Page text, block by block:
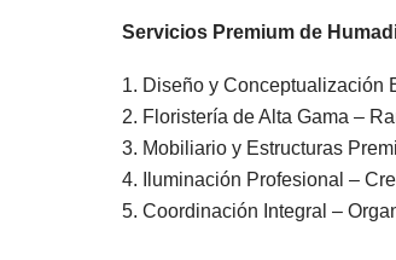
Servicios Premium de
Diseño y Conceptualización
Floristería de Alta Gama –
Mobiliario y Estructuras
Iluminación Profesional –
Coordinación Integral –